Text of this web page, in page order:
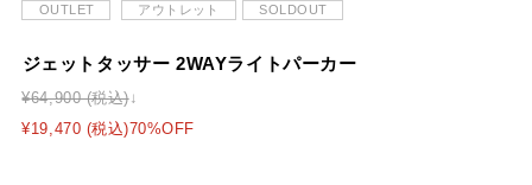
OUTLET アウトレット SOLDOUT
ジェットタッサー 2WAYライトパーカー
¥64,900 (税込)
¥19,470 (税込)70%OFF